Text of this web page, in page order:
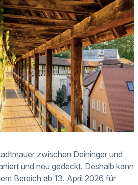
zwischen Deininger und
und neu gedeckt. Deshalb kann
Bereich ab 13. April 2026 für